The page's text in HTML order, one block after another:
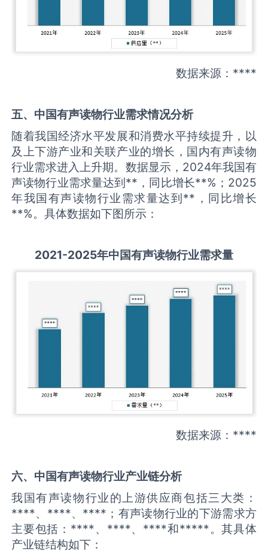
数据来源：****
五、中国有声读物行业需求情况分析
随着我国经济水平发展和消费水平持续提升，以
及上下游产业和关联产业的增长，国内有声读物
行业需求进入上升期。数据显示，2024年我国有
声读物行业需求量达到**，同比增长**%；2025
年我国有声读物行业需求量达到**，同比增长
**%。具体数据如下图所示：
2021-2025年中国有声读物行业需求量
数据来源：****
六、中国有声读物行业产业链分析
我国有声读物行业的上游供应商包括三大类：
****、****、****；有声读物行业的下游需求方
主要包括：****、****、****和*****。其具体
产业链结构如下：